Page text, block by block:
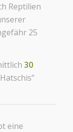
Reptilien
25
30
eine